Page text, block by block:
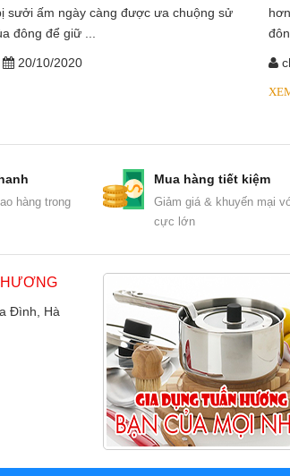
sưởi ấm ngày càng được ưa chuộng sử
đông để giữ ...
20/10/2020
hàng trong
Mua hàng tiết kiệm
Giảm giá & khuyến mại
cực lớn
Đình, Hà